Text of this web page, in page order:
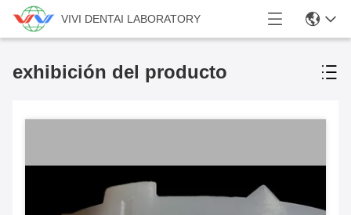
VIVI DENTAI LABORATORY
exhibición del producto